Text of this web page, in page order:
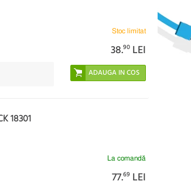
Stoc limitat
38.90 LEI
18301
La comandă
77.69 LEI